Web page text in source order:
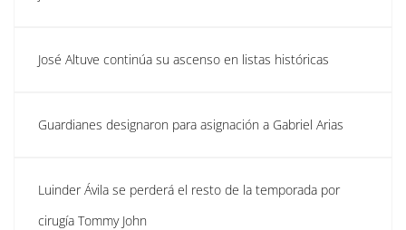
José Altuve continúa su ascenso en listas históricas
Guardianes designaron para asignación a Gabriel Arias
Luinder Ávila se perderá el resto de la temporada por
cirugía Tommy John